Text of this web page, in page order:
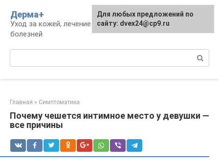
контенту
Дерма+
Уход за кожей, лечение дерматологических
болезней
Главная » Симптоматика
Почему чешется интимное место у девушки —
все причины
Для любых предложений по
сайту: dvex24@cp9.ru